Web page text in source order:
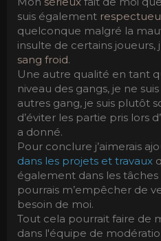
suis également
quelconque malgré la
insulte de certains joueurs,
sang froid.
Une autre qualité en tant
niveau des gangs, je ne
autres gang, je suis plutôt
d’éviter les partie pris lors
a donné.
Pour conclure j’aimerais
dans les projets et travaux
également dans les
pourrais m’empêcher de
besoin de moi.
Tout cela pourrait faire de
dans l'équipe de